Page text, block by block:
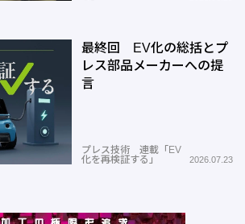
最終回 EV化の総括とプ
レス部品メーカーへの提
言
プレス技術 連載「EV
化を再検証する」
2026.07.23